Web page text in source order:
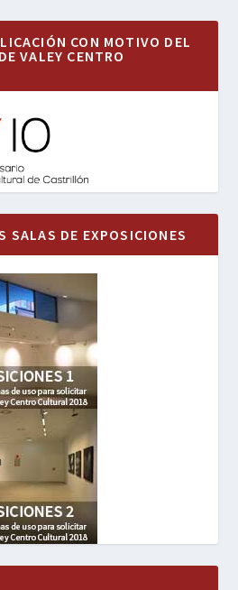
CON MOTIVO DEL
VALEY CENTRO
SALAS DE EXPOSICIONES